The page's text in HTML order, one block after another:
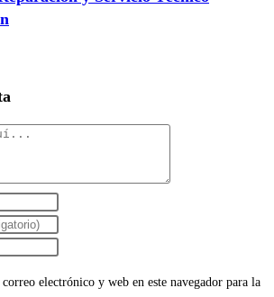
electrónico y web en este navegador para la